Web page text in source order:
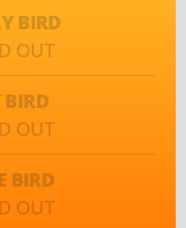
BIRD
OUT
BIRD
OUT
BIRD
OUT